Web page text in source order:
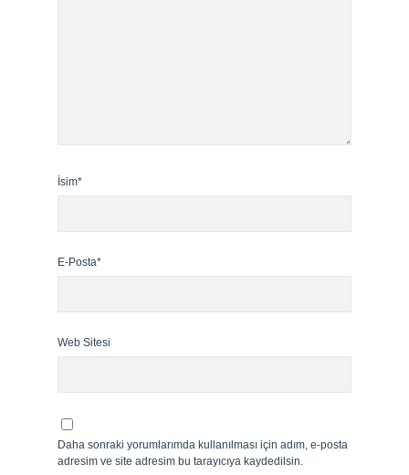
İsim*
E-Posta*
Web Sitesi
Daha sonraki yorumlarımda kullanılması için adım, e-posta
adresim ve site adresim bu tarayıcıya kaydedilsin.